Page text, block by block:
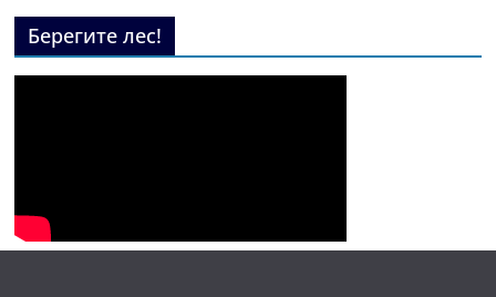
Берегите лес!